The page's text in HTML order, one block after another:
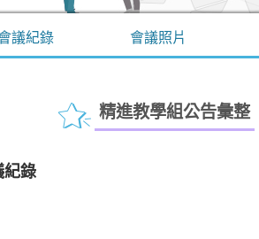
議紀錄 會議照片
精進教學組公告彙整
紀錄